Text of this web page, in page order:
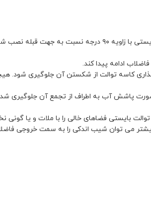
قبله نصب شود.
ادامه پیدا کند.
کاسه توالت از شکستن آن جلوگیری شود.
پاشش آب به اطراف از تجمع آن جلوگیری
بایستی فضاهای خالی را با ملات و یا گونی
می توان شیب اندکی را به سمت خروجی